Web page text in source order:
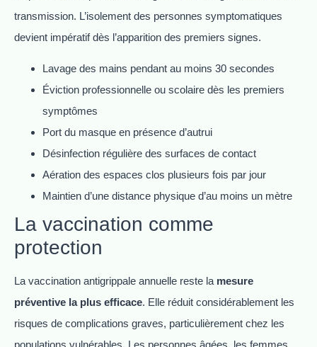
transmission. L’isolement des personnes symptomatiques
devient impératif dès l’apparition des premiers signes.
Lavage des mains pendant au moins 30 secondes
Éviction professionnelle ou scolaire dès les premiers
symptômes
Port du masque en présence d’autrui
Désinfection régulière des surfaces de contact
Aération des espaces clos plusieurs fois par jour
Maintien d’une distance physique d’au moins un mètre
La vaccination comme
protection
La vaccination antigrippale annuelle reste la mesure
préventive la plus efficace. Elle réduit considérablement les
risques de complications graves, particulièrement chez les
populations vulnérables. Les personnes âgées, les femmes